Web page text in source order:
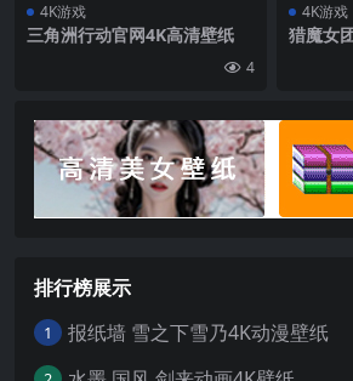
4K游戏
三角洲行动官网4K高清壁纸
4
4K游戏
猎魔女
排行榜展示
1 报纸墙 雪之下雪乃4K动漫壁纸